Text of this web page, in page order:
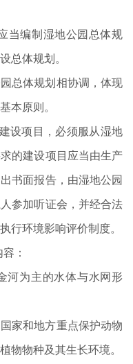
当编制湿地公园总体规
总体规划。
总体规划相协调，体现
本原则。
设项目，必须服从湿地
的建设项目应当由生产
书面报告，由湿地公园
参加听证会，并经合法
行环境影响评价制度。
：
为主的水体与水网形
家和地方重点保护动物
物物种及其生长环境。